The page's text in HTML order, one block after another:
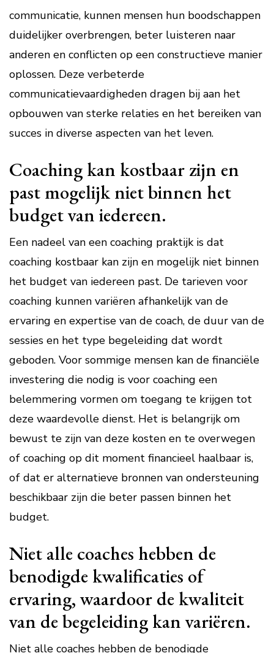
communicatie, kunnen mensen hun boodschappen
duidelijker overbrengen, beter luisteren naar
anderen en conflicten op een constructieve manier
oplossen. Deze verbeterde
communicatievaardigheden dragen bij aan het
opbouwen van sterke relaties en het bereiken van
succes in diverse aspecten van het leven.
Coaching kan kostbaar zijn en
past mogelijk niet binnen het
budget van iedereen.
Een nadeel van een coaching praktijk is dat
coaching kostbaar kan zijn en mogelijk niet binnen
het budget van iedereen past. De tarieven voor
coaching kunnen variëren afhankelijk van de
ervaring en expertise van de coach, de duur van de
sessies en het type begeleiding dat wordt
geboden. Voor sommige mensen kan de financiële
investering die nodig is voor coaching een
belemmering vormen om toegang te krijgen tot
deze waardevolle dienst. Het is belangrijk om
bewust te zijn van deze kosten en te overwegen
of coaching op dit moment financieel haalbaar is,
of dat er alternatieve bronnen van ondersteuning
beschikbaar zijn die beter passen binnen het
budget.
Niet alle coaches hebben de
benodigde kwalificaties of
ervaring, waardoor de kwaliteit
van de begeleiding kan variëren.
Niet alle coaches hebben de benodigde